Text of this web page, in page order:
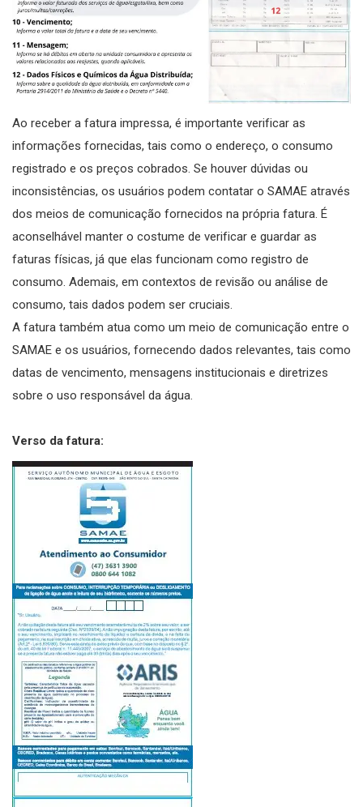
Ao receber a fatura impressa, é importante verificar as
informações fornecidas, tais como o endereço, o consumo
registrado e os preços cobrados. Se houver dúvidas ou
inconsistências, os usuários podem contatar o SAMAE através
dos meios de comunicação fornecidos na própria fatura. É
aconselhável manter o costume de verificar e guardar as
faturas físicas, já que elas funcionam como registro de
consumo. Ademais, em contextos de revisão ou análise de
consumo, tais dados podem ser cruciais.
A fatura também atua como um meio de comunicação entre o
SAMAE e os usuários, fornecendo dados relevantes, tais como
datas de vencimento, mensagens institucionais e diretrizes
sobre o uso responsável da água.
Verso da fatura: